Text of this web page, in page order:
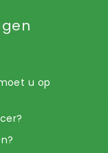
u op